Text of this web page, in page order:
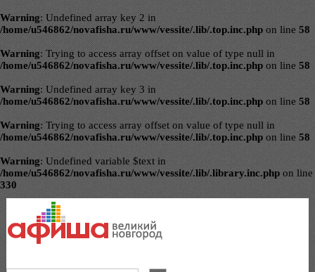
Warning: Undefined array key 2 in
/home/u546862/novafisha.ru/www/vessite/.lib/.top.inc.php on line 58
Warning: Trying to access array offset on value of type null in
/home/u546862/novafisha.ru/www/vessite/.lib/.top.inc.php on line 58
Warning: Undefined array key 3 in
/home/u546862/novafisha.ru/www/vessite/.lib/.top.inc.php on line 58
Warning: Trying to access array offset on value of type null in
/home/u546862/novafisha.ru/www/vessite/.lib/.top.inc.php on line 58
Warning: Undefined variable $text in
/home/u546862/novafisha.ru/www/vessite/.lib/.library.inc.php on line
330